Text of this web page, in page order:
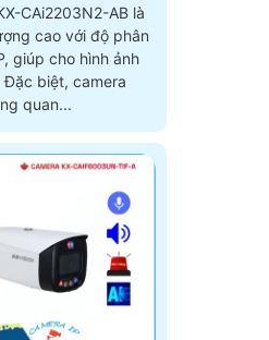
CAi2203N2-AB là
cao với độ phân
giúp cho hình ảnh
quan...